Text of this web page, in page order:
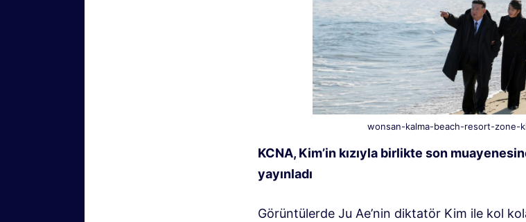
wonsan-kalma-beach-resort-zone-
KCNA, Kim’in kızıyla birlikte son
yayınladı
Görüntülerde Ju Ae’nin diktatör Kim ile kol